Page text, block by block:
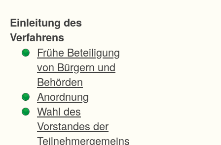
Einleitung des
Verfahrens
Frühe Beteiligung
von Bürgern und
Behörden
Anordnung
Wahl des
Vorstandes der
Teilnehmergemeins